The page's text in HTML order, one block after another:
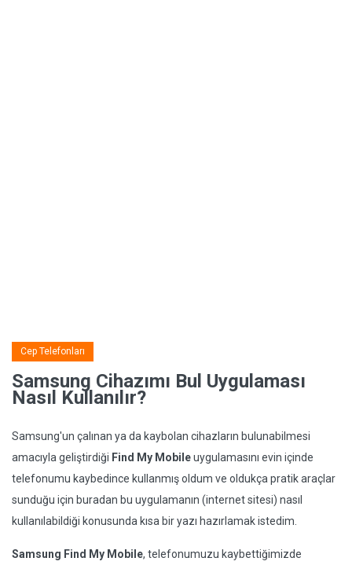
Cep Telefonları
Samsung Cihazımı Bul Uygulaması
Nasıl Kullanılır?
Samsung'un çalınan ya da kaybolan cihazların bulunabilmesi
amacıyla geliştirdiği Find My Mobileuygulamasını evin içinde
telefonumu kaybedince kullanmış oldum ve oldukça pratik araçlar
sunduğu için buradan bu uygulamanın (internet sitesi) nasıl
kullanılabildiği konusunda kısa bir yazı hazırlamak istedim.
Samsung Find My Mobile, telefonumuzu kaybettiğimizde